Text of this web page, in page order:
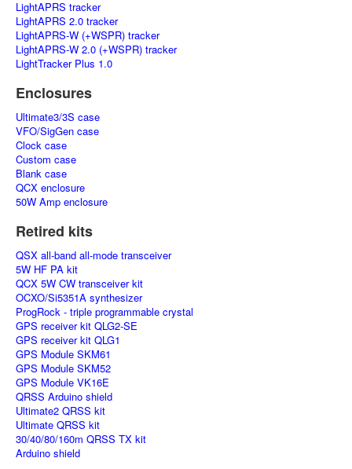
LightAPRS tracker
LightAPRS 2.0 tracker
LightAPRS-W (+WSPR) tracker
LightAPRS-W 2.0 (+WSPR) tracker
LightTracker Plus 1.0
Enclosures
Ultimate3/3S case
VFO/SigGen case
Clock case
Custom case
Blank case
QCX enclosure
50W Amp enclosure
Retired kits
QSX all-band all-mode transceiver
5W HF PA kit
QCX 5W CW transceiver kit
OCXO/Si5351A synthesizer
ProgRock - triple programmable crystal
GPS receiver kit QLG2-SE
GPS receiver kit QLG1
GPS Module SKM61
GPS Module SKM52
GPS Module VK16E
QRSS Arduino shield
Ultimate2 QRSS kit
Ultimate QRSS kit
30/40/80/160m QRSS TX kit
Arduino shield